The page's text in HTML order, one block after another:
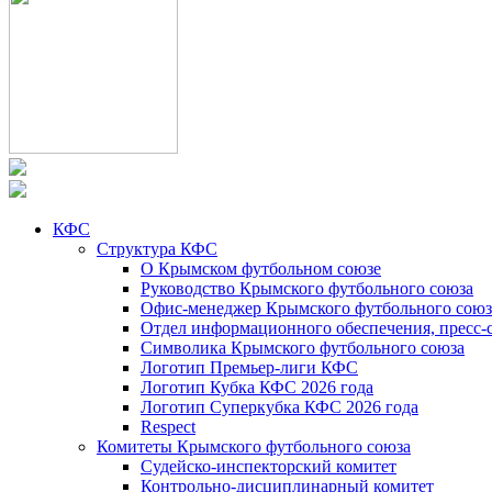
КФС
Структура КФС
О Крымском футбольном союзе
Руководство Крымского футбольного союза
Офис-менеджер Крымского футбольного
Отдел информационного обеспечения, пресс-
Символика Крымского футбольного союза
Логотип Премьер-лиги КФС
Логотип Кубка КФС 2026 года
Логотип Суперкубка КФС 2026 года
Respect
Комитеты Крымского футбольного союза
Судейско-инспекторский комитет
Контрольно-дисциплинарный комитет